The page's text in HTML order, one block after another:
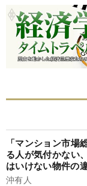
「マンション市
る人が気付かない
はいけない物件の
沖有人